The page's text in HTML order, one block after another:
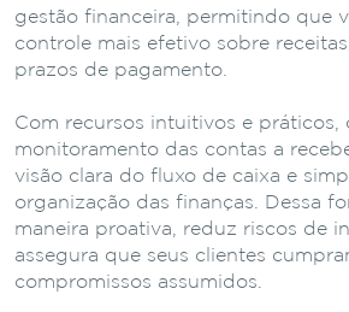
gestão financeira, permitindo que
controle mais efetivo sobre
prazos de pagamento.
Com recursos intuitivos e
monitoramento das contas a
visão clara do fluxo de caixa e
organização das finanças. Dessa
maneira proativa, reduz riscos de
assegura que seus clientes
compromissos assumidos.